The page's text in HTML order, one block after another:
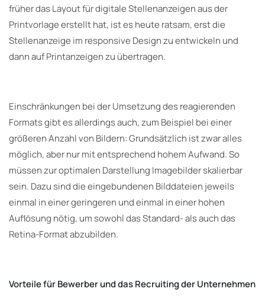
früher das Layout für digitale Stellenanzeigen aus der
Printvorlage erstellt hat, ist es heute ratsam, erst die
Stellenanzeige im responsive Design zu entwickeln und
dann auf Printanzeigen zu übertragen.
Einschränkungen bei der Umsetzung des reagierenden
Formats gibt es allerdings auch, zum Beispiel bei einer
größeren Anzahl von Bildern: Grundsätzlich ist zwar alles
möglich, aber nur mit entsprechend hohem Aufwand. So
müssen zur optimalen Darstellung Imagebilder skalierbar
sein. Dazu sind die eingebundenen Bilddateien jeweils
einmal in einer geringeren und einmal in einer hohen
Auflösung nötig, um sowohl das Standard- als auch das
Retina-Format abzubilden.
Vorteile für Bewerber und das Recruiting der Unternehmen